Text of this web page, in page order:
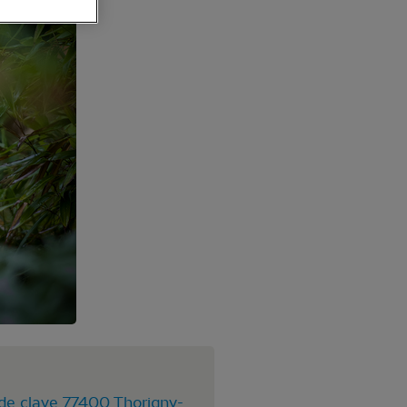
claye 77400 Thorigny-